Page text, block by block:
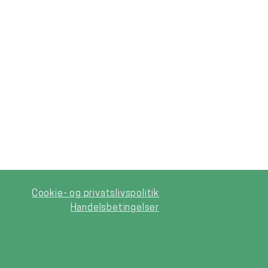
Cookie- og privatslivspolitik
Handelsbetingelser